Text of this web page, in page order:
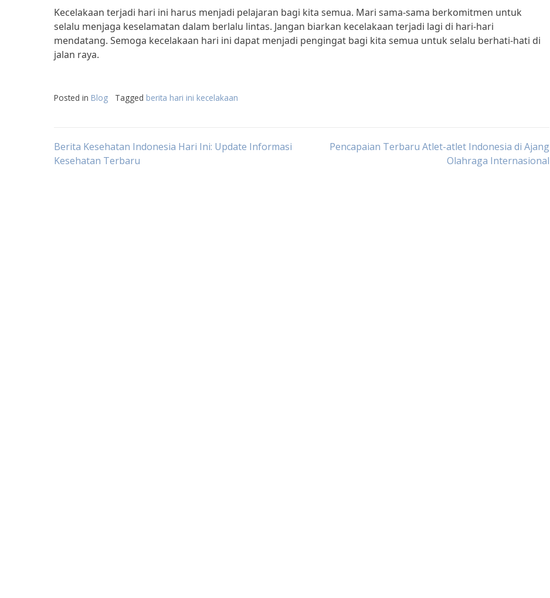
Kecelakaan terjadi hari ini harus menjadi pelajaran bagi kita semua. Mari sama-sama berkomitmen untuk
selalu menjaga keselamatan dalam berlalu lintas. Jangan biarkan kecelakaan terjadi lagi di hari-hari
mendatang. Semoga kecelakaan hari ini dapat menjadi pengingat bagi kita semua untuk selalu berhati-hati di
jalan raya.
Posted in Blog Tagged berita hari ini kecelakaan
Post
Berita Kesehatan Indonesia Hari Ini: Update Informasi
Kesehatan Terbaru
Pencapaian Terbaru Atlet-atlet Indonesia di Ajang
Olahraga Internasional